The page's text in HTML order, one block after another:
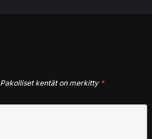
Pakolliset kentät on merkitty *